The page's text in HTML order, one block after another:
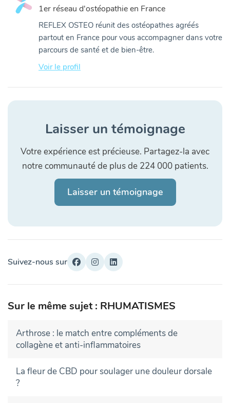
1er réseau d'ostéopathie en France
REFLEX OSTEO réunit des ostéopathes agréés
partout en France pour vous accompagner dans votre
parcours de santé et de bien-être.
Voir le profil
Laisser un témoignage
Votre expérience est précieuse. Partagez-la avec
notre communauté de plus de 224 000 patients.
Laisser un témoignage
Suivez-nous sur
Sur le même sujet : RHUMATISMES
Arthrose : le match entre compléments de
collagène et anti-inflammatoires
La fleur de CBD pour soulager une douleur dorsale
?